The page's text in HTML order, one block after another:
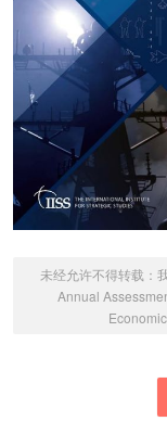
未经允许不得转载：
Annual